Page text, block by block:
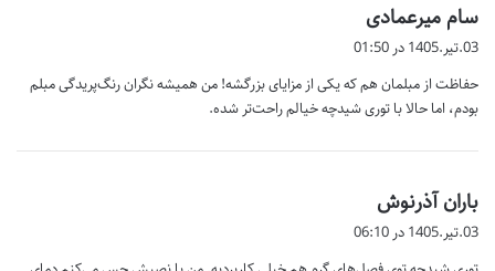
سام میرعمادی
ف
:
03.تیر.1405 در 01:50
حفاظت از مبلمان هم که یکی از مزایای بزرگشه! من همیشه نگران رنگ‌پریدگی مبلم
بودم، اما حالا با توری شیدچه خیالم راحت‌تر شده.
باران آذرنوش
ف
03.تیر.1405 در 06:10